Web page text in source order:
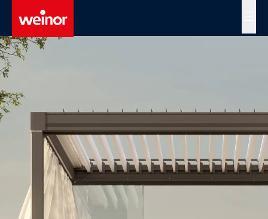
Skip to main content